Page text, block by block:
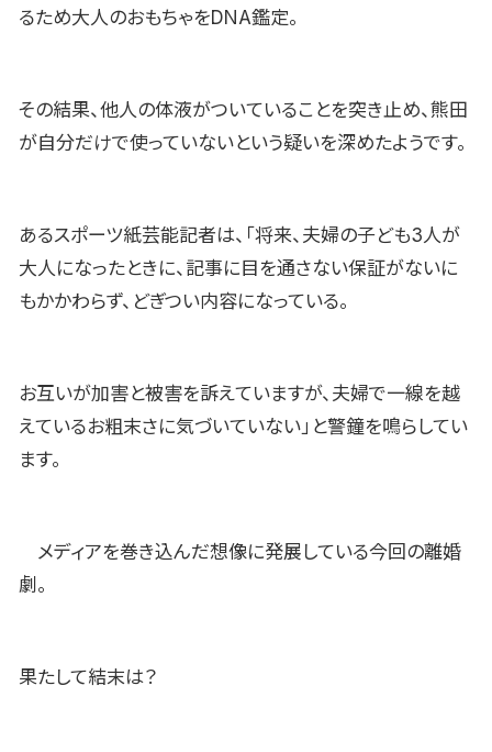
るため大人のおもちゃをDNA鑑定。
その結果、他人の体液がついていることを突き止め、熊田
が自分だけで使っていないという疑いを深めたようです。
あるスポーツ紙芸能記者は、「将来、夫婦の子ども3人が
大人になったときに、記事に目を通さない保証がないに
もかかわらず、どぎつい内容になっている。
お互いが加害と被害を訴えていますが、夫婦で一線を越
えているお粗末さに気づいていない」と警鐘を鳴らしてい
ます。
メディアを巻き込んだ想像に発展している今回の離婚
劇。
果たして結末は？